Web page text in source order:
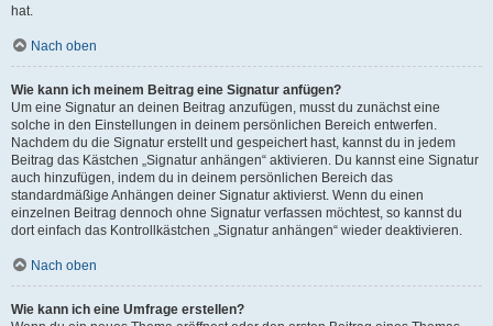
hat.
Nach oben
Wie kann ich meinem Beitrag eine Signatur anfügen?
Um eine Signatur an deinen Beitrag anzufügen, musst du zunächst eine
solche in den Einstellungen in deinem persönlichen Bereich entwerfen.
Nachdem du die Signatur erstellt und gespeichert hast, kannst du in jedem
Beitrag das Kästchen „Signatur anhängen“ aktivieren. Du kannst eine Signatur
auch hinzufügen, indem du in deinem persönlichen Bereich das
standardmäßige Anhängen deiner Signatur aktivierst. Wenn du einen
einzelnen Beitrag dennoch ohne Signatur verfassen möchtest, so kannst du
dort einfach das Kontrollkästchen „Signatur anhängen“ wieder deaktivieren.
Nach oben
Wie kann ich eine Umfrage erstellen?